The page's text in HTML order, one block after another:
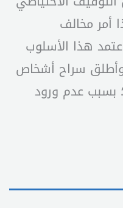
أمر مخالف
هذا الأسلوب
سراح أشخاص
بسبب عدم ورود